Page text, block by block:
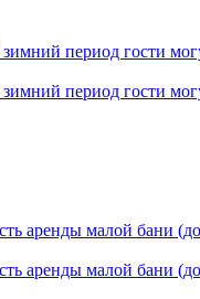
период гости
период гости
аренды малой бани
аренды малой бани